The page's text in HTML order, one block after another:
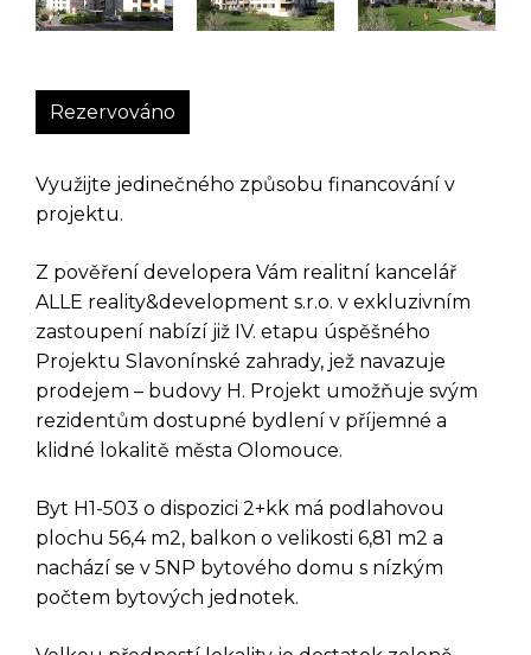
Rezervováno
Využijte jedinečného způsobu financování v
projektu.
Z pověření developera Vám realitní kancelář
ALLE reality&development s.r.o. v exkluzivním
zastoupení nabízí již IV. etapu úspěšného
Projektu Slavonínské zahrady, jež navazuje
prodejem – budovy H. Projekt umožňuje svým
rezidentům dostupné bydlení v příjemné a
klidné lokalitě města Olomouce.
Byt H1-503 o dispozici 2+kk má podlahovou
plochu 56,4 m2, balkon o velikosti 6,81 m2 a
nachází se v 5NP bytového domu s nízkým
počtem bytových jednotek.